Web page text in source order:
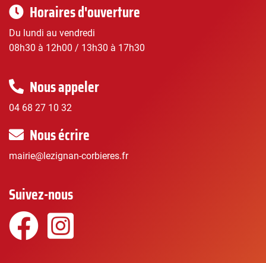
Horaires d'ouverture
Du lundi au vendredi
08h30 à 12h00 / 13h30 à 17h30
Nous appeler
04 68 27 10 32
Nous écrire
mairie@lezignan-corbieres.fr
Suivez-nous
Facebook